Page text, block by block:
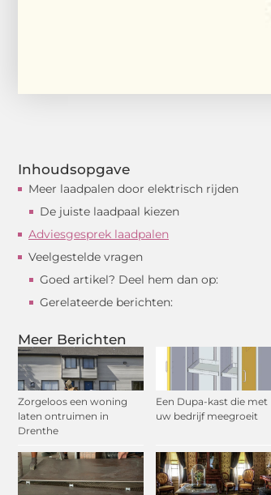
Inhoudsopgave
Meer laadpalen door elektrisch rijden
De juiste laadpaal kiezen
Adviesgesprek laadpalen
Veelgestelde vragen
Goed artikel? Deel hem dan op:
Gerelateerde berichten:
Meer Berichten
Zorgeloos een woning
laten ontruimen in
Drenthe
Een Dupa-kast die met
uw bedrijf meegroeit